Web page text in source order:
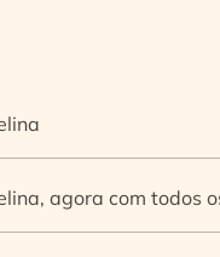
agora com todos